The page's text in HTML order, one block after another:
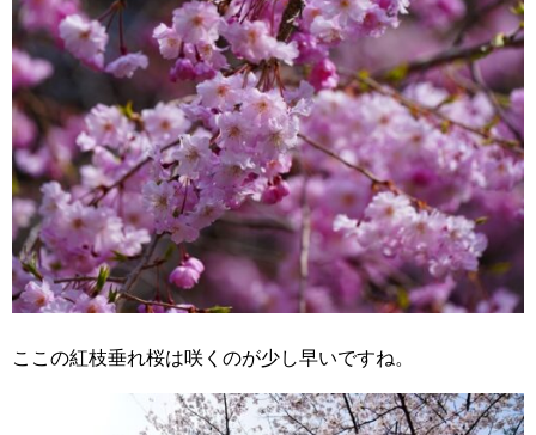
ここの紅枝垂れ桜は咲くのが少し早いですね。